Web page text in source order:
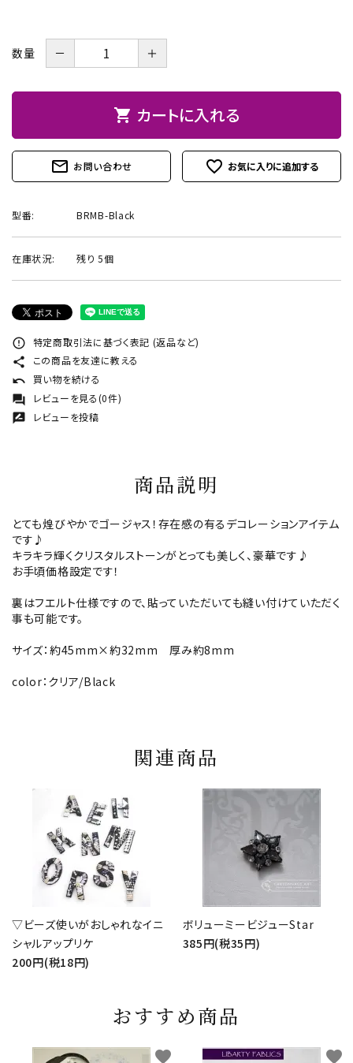
数量 － ＋
shopping_cart カートに入れる
mail_outline お問い合わせ favorite_outline
型番: BRMB-Black
在庫状況: 残り 5個
error_outline 特定商取引法に基づく表記 (返品など)
share この商品を友達に教える
undo 買い物を続ける
forum レビューを見る(0件)
rate_review レビューを投稿
商品説明
とても煌びやかでゴージャス！存在感の有るデコレーションアイテム
です♪
キラキラ輝くクリスタルストーンがとっても美しく、豪華です♪
お手頃価格設定です！
裏はフエルト仕様ですので、貼っていただいても縫い付けていただく
事も可能です。
サイズ：約45mm×約32mm 厚み約8mm
color：クリア/Black
関連商品
▽ビーズ使いがおしゃれなイニ
シャルアップリケ
200円(税18円)
ボリューミービジューStar
385円(税35円)
おすすめ商品
favorite favorite